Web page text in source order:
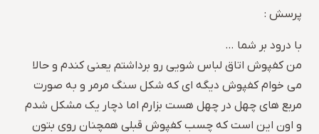
پرسش :
با درود بر شما …
من کفپوش اتاق لباس شویی رو برداشتم یعنی کندم و حالا
می خوام کفپوش دیگه ای که شکل سنگ مرمر و به صورت
مربع های چهل در چهل هست بزارم اما دچار یک مشکل شدم
و اون این است که چسب کفپوش قبلی همچنان روی بتون